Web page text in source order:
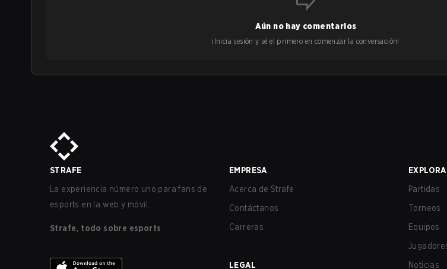
Aún no hay comentarios
¡Inicia sesión y sé el primero en comenzar la conversación!
STRAFE
La experiencia número uno para fans de
esports en la web y móvil.
Strafe, todo sobre esports
EMPRESA
Acerca de Strafe
Contáctanos
Carreras
LEGAL
Partidas
Torneos
Equipos
Noticias